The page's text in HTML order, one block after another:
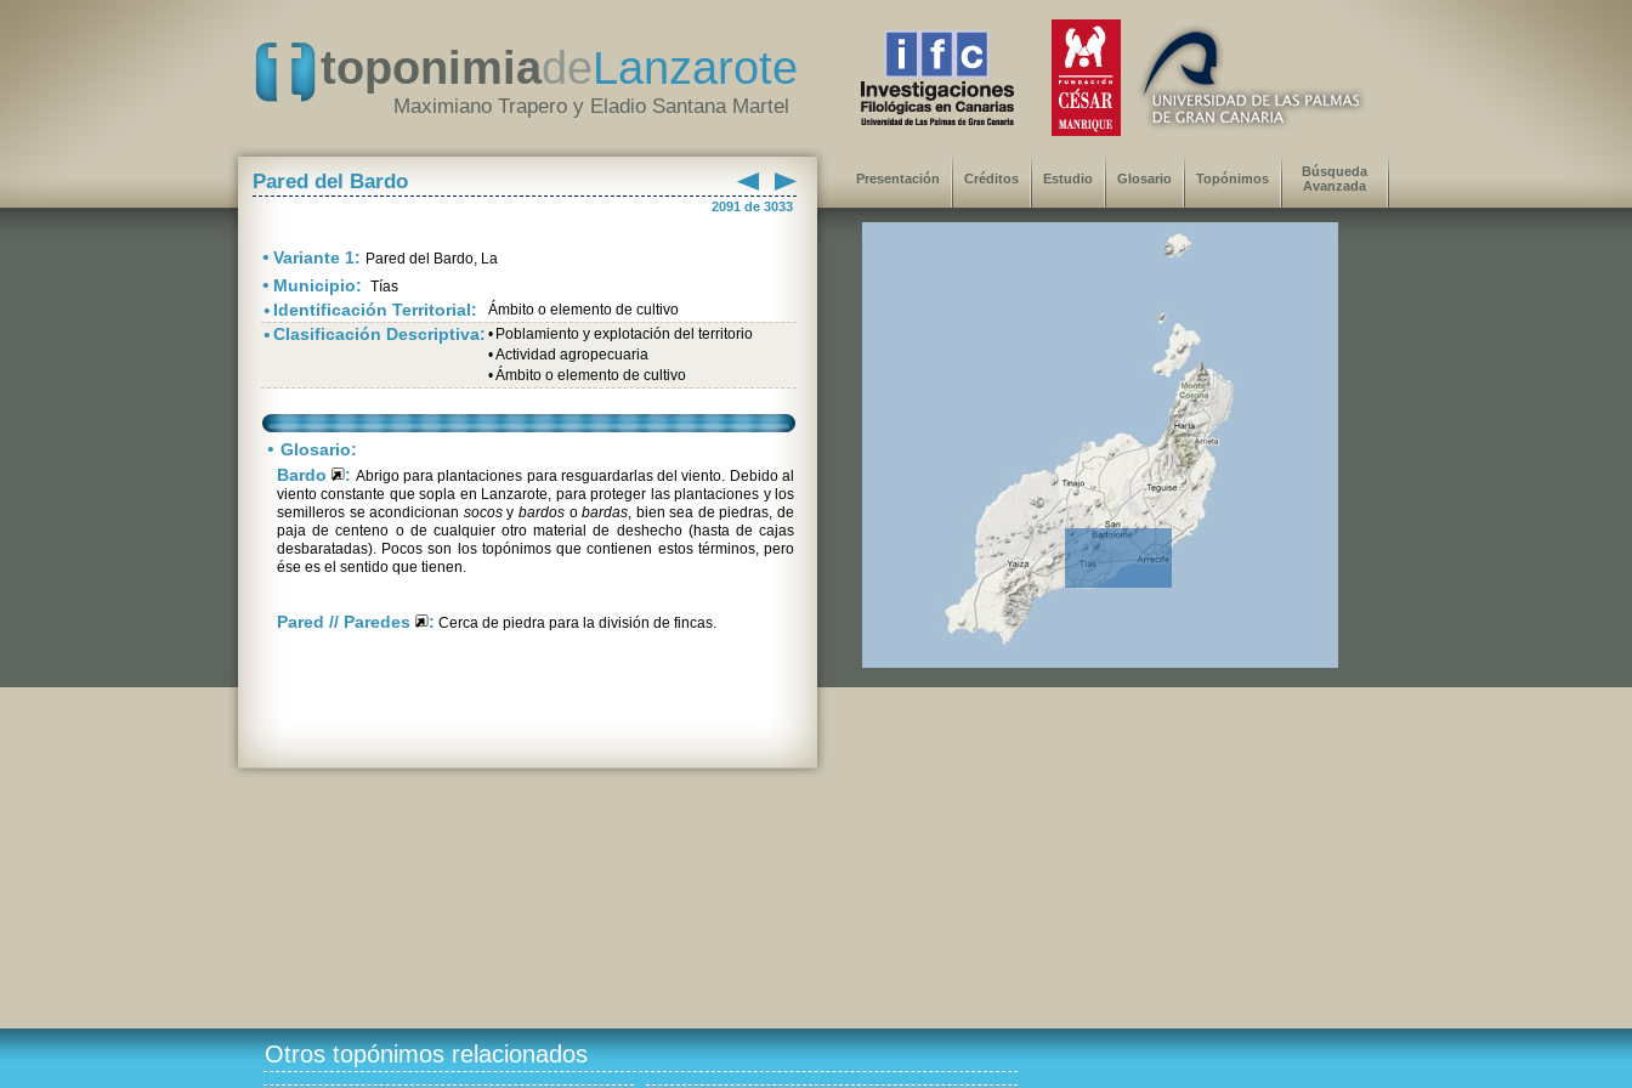
toponimiadeLanzarote
Maximiano Trapero y Eladio Santana Martel
Pared del Bardo
2091 de 3033
• Variante 1: Pared del Bardo, La
• Municipio: Tías
• Identificación Territorial: Ámbito o elemento de cultivo
•Clasificación Descriptiva: • Poblamiento y explotación del territorio
•Actividad agropecuaria
•Ámbito o elemento de cultivo
• Glosario:
Bardo
: Abrigo para plantaciones para resguardarlas del viento. Debido al
viento constante que sopla en Lanzarote, para proteger las plantaciones y los
semilleros se acondicionan socosy bardosobardas, bien sea de piedras, de
paja de centeno o de cualquier otro material de deshecho (hasta de cajas
desbaratadas). Pocos son los topónimos que contienen estos términos, pero
ése es el sentido que tienen.
Pared // Paredes : Cerca de piedra para la división de fincas.
Presentación Créditos Estudio Glosario Topónimos
Búsqueda
Avanzada
Otros topónimos relacionados